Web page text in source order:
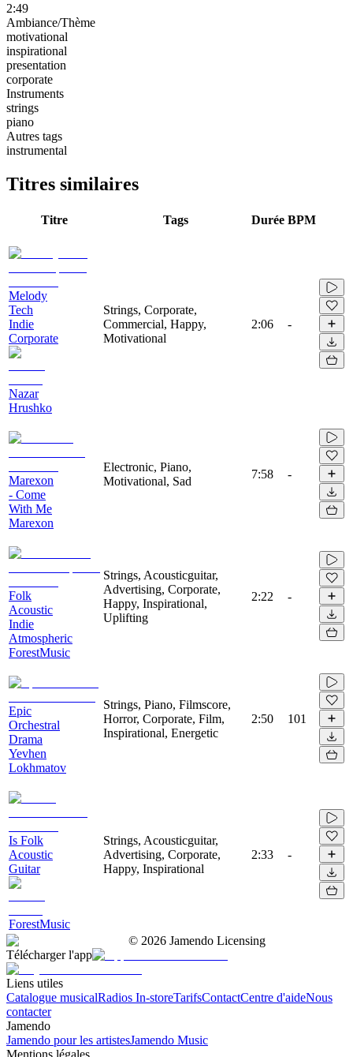
2:49
Ambiance/Thème
motivational
inspirational
presentation
corporate
Instruments
strings
piano
Autres tags
instrumental
Titres similaires
Titre Tags Durée BPM
Melody
Tech
Indie
Corporate
Nazar
Hrushko
Strings, Corporate,
Commercial, Happy,
Motivational
2:06 -
Marexon
- Come
With Me
Marexon
Electronic, Piano,
Motivational, Sad
7:58 -
Folk
Acoustic
Indie
Atmospheric
ForestMusic
Strings, Acousticguitar,
Advertising, Corporate,
Happy, Inspirational,
Uplifting
2:22 -
Epic
Orchestral
Drama
Yevhen
Lokhmatov
Strings, Piano, Filmscore,
Horror, Corporate, Film,
Inspirational, Energetic
2:50 101
Is Folk
Acoustic
Guitar
ForestMusic
Strings, Acousticguitar,
Advertising, Corporate,
Happy, Inspirational
2:33 -
© 2026 Jamendo Licensing
Télécharger l'app
Liens utiles
Catalogue musicalRadios In-storeTarifsContactCentre d'aideNous
contacter
Jamendo
Jamendo pour les artistesJamendo Music
Mentions légales